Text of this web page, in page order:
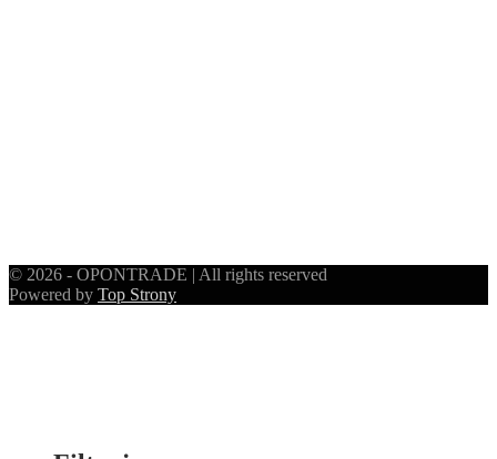
© 2026 - OPONTRADE | All rights reserved
Powered by Top Strony